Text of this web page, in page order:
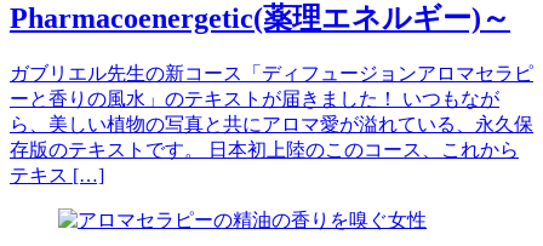
Pharmacoenergetic(薬理エネルギー)～
ガブリエル先生の新コース「ディフュージョンアロマセラピ
ーと香りの風水」のテキストが届きました！ いつもなが
ら、美しい植物の写真と共にアロマ愛が溢れている、永久保
存版のテキストです。 日本初上陸のこのコース、これから
テキス […]